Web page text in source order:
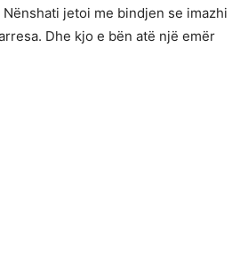
jetoi me bindjen se imazhi
Dhe kjo e bën atë një emër